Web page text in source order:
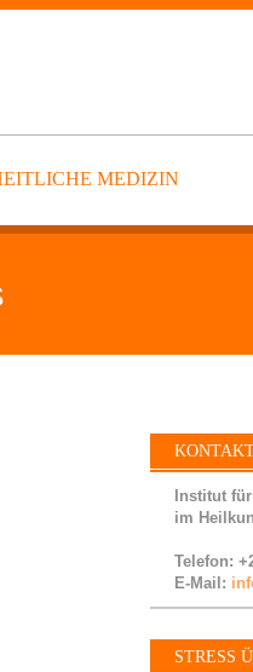
MEDIZIN
Institut
im
Telefon:
E-Mail:
STRESS